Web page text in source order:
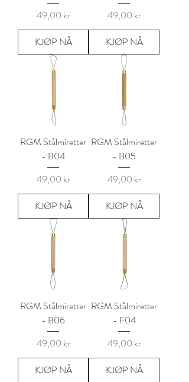
Pris
49,00 kr
KJØP NÅ
Pris
49,00 kr
KJØP NÅ
RGM Stålmiretter
- B04
Pris
49,00 kr
KJØP NÅ
RGM Stålmiretter
- B05
Pris
49,00 kr
KJØP NÅ
RGM Stålmiretter
- B06
Pris
49,00 kr
KJØP NÅ
RGM Stålmiretter
- F04
Pris
49,00 kr
KJØP NÅ